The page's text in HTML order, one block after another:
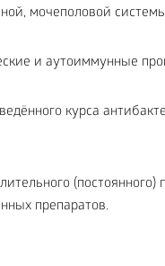
мочеполовой
и аутоиммунные
курса
препаратов.